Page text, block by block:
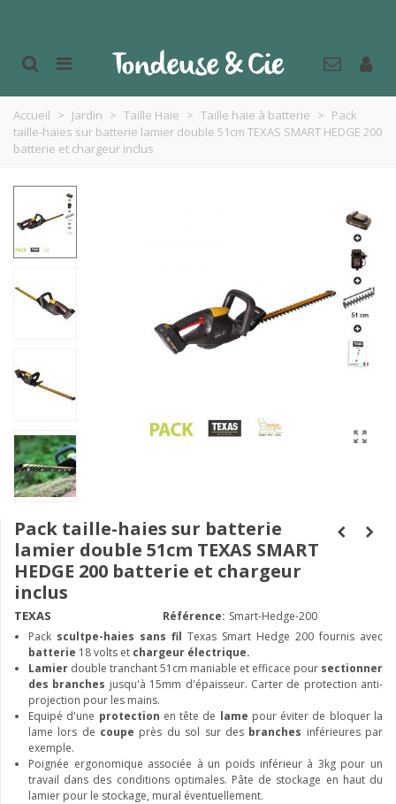
Accueil > Jardin > Taille Haie > Taille haie à batterie > Pack
taille-haies sur batterie lamier double 51cm TEXAS SMART HEDGE 200
batterie et chargeur inclus
Pack taille-haies sur batterie
lamier double 51cm TEXAS SMART
HEDGE 200 batterie et chargeur
inclus
TEXAS Référence: Smart-Hedge-200
Pack scultpe-haies sans fil Texas Smart Hedge 200 fournis avec
batterie 18 volts et chargeur électrique.
Lamier double tranchant 51cm maniable et efficace pour sectionner
des branches jusqu'à 15mm d'épaisseur. Carter de protection anti-
projection pour les mains.
Equipé d'une protection en tête de lame pour éviter de bloquer la
lame lors de coupe près du sol sur des branches inférieures par
exemple.
Poignée ergonomique associée à un poids inférieur à 3kg pour un
travail dans des conditions optimales. Pâte de stockage en haut du
lamier pour le stockage, mural éventuellement.